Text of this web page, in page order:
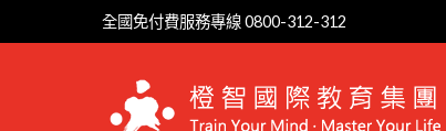
全國免付費服務專線 0800-312-312